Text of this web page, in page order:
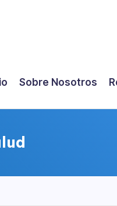
Sobre Nosotros